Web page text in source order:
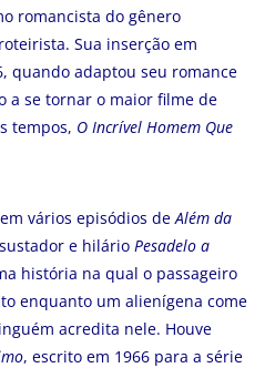
romancista do gênero
Sua inserção em
quando adaptou seu romance
a se tornar o maior filme de
tempos, O Incrível Homem Que
vários episódios deAlém da
e hilário Pesadelo a
história na qual o passageiro
enquanto um alienígena come
acredita nele. Houve
, escrito em 1966 para a série